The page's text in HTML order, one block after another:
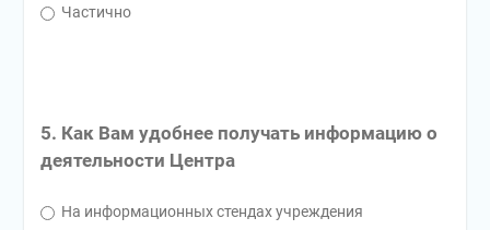
Частично
5. Как Вам удобнее получать информацию о
деятельности Центра
На информационных стендах учреждения